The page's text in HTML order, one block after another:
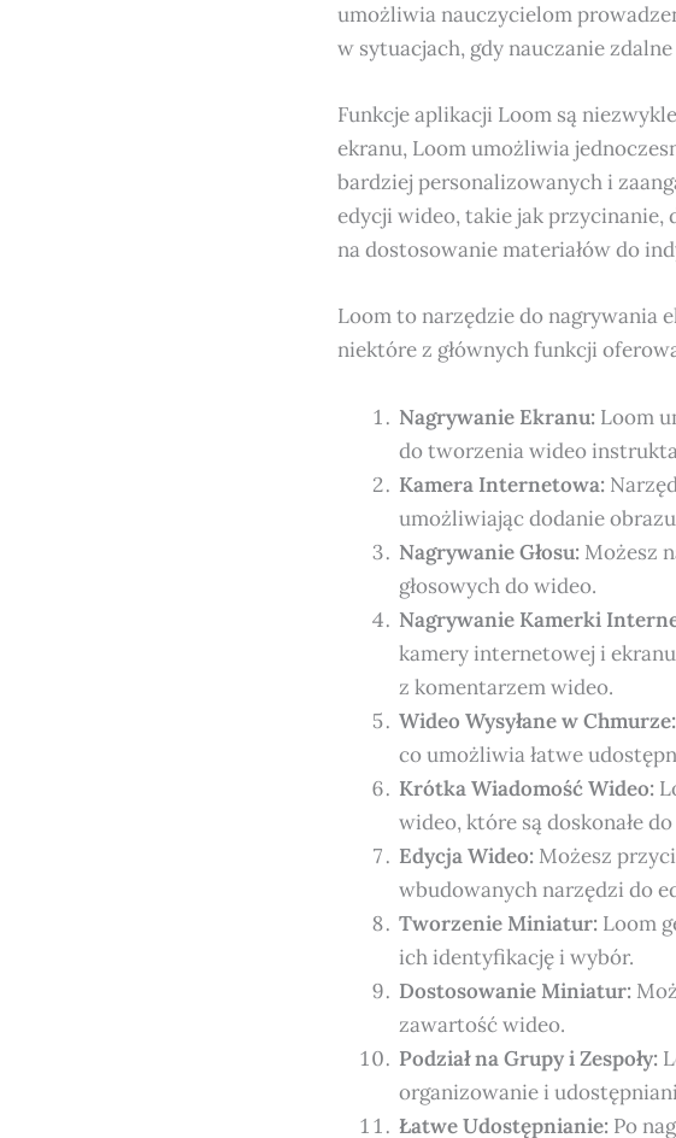
umożliwia nauczycielom
w sytuacjach, gdy nauczanie
Funkcje aplikacji Loom są
ekranu, Loom umożliwia
bardziej personalizowanych i
edycji wideo, takie jak przycinanie,
na dostosowanie materiałów do
Loom to narzędzie do nagrywania
niektóre z głównych funkcji
Nagrywanie Ekranu: Loom
do tworzenia wideo
Kamera Internetowa:
umożliwiając dodanie
Nagrywanie Głosu: Możesz
głosowych do wideo.
Nagrywanie Kamerki
kamery internetowej i
z komentarzem wideo.
Wideo Wysyłane w Chmurze:
co umożliwia łatwe
Krótka Wiadomość Wideo:
wideo, które są doskonałe
Edycja Wideo: Możesz
wbudowanych narzędzi do
Tworzenie Miniatur: Loom
ich identyfikację i wybór.
Dostosowanie Miniatur:
zawartość wideo.
Podział na Grupy i Zespoły:
organizowanie i
Łatwe Udostępnianie: Po